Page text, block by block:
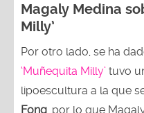
Magaly Medina
Milly’
Por otro lado, se ha
‘Muñequita Milly’ tuvo
lipoescultura a la que
Fong , por lo que